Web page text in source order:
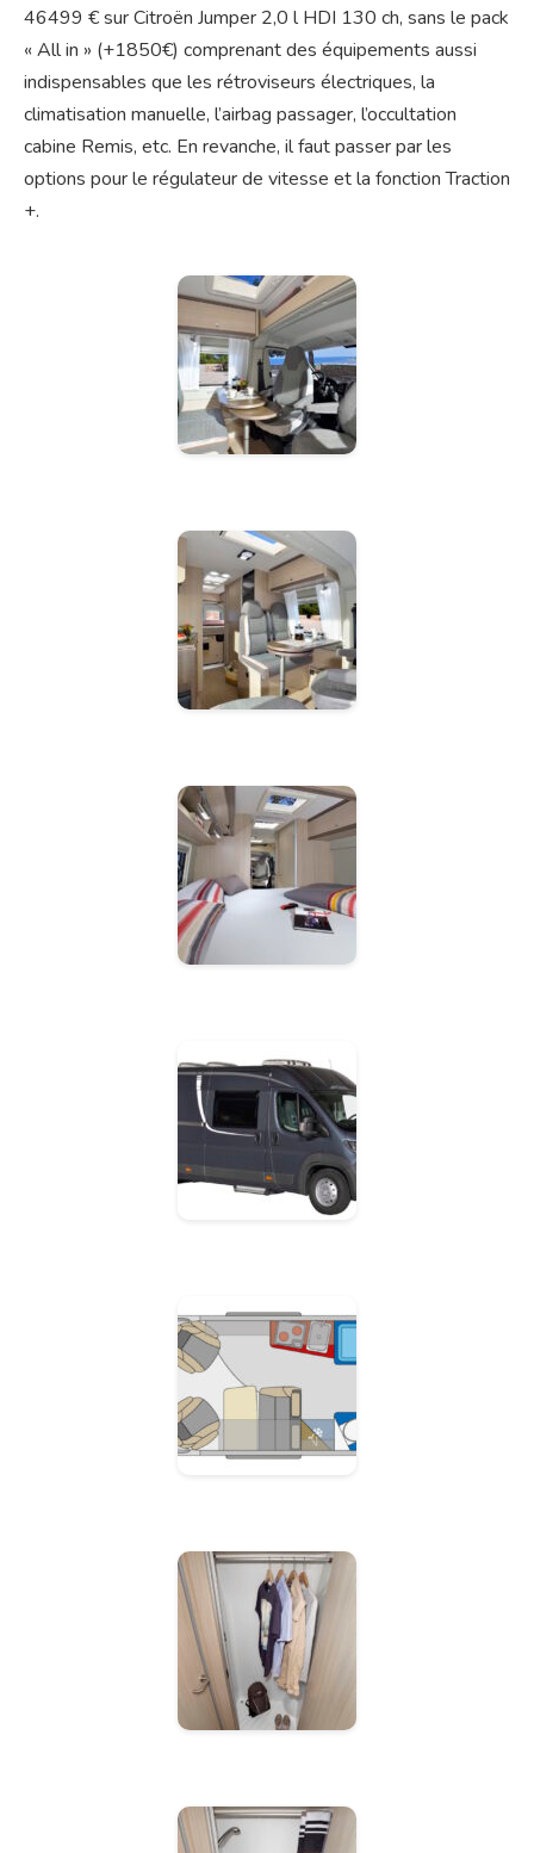
46499 € sur Citroën Jumper 2,0 l HDI 130 ch, sans le pack
« All in » (+1850€) comprenant des équipements aussi
indispensables que les rétroviseurs électriques, la
climatisation manuelle, l’airbag passager, l’occultation
cabine Remis, etc. En revanche, il faut passer par les
options pour le régulateur de vitesse et la fonction Traction
+.